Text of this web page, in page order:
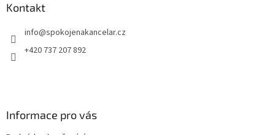
Kontakt
info@spokojenakancelar.cz
+420 737 207 892
Informace pro vás